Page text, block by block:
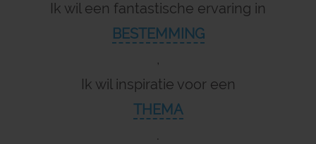
Ik wil een fantastische ervaring in
BESTEMMING
,
Ik wil inspiratie voor een
THEMA
.